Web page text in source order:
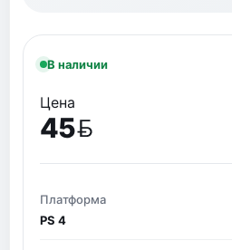
В наличии
Цена
45
BYN
Платформа
PS 4